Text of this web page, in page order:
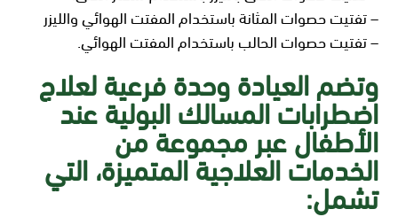
– تفتيت حصوات المثانة باستخدام المفتت الهوائي والليزر
– تفتيت حصوات الحالب باستخدام المفتت الهوائي.
وتضم العيادة وحدة فرعية لعلاج
اضطرابات المسالك البولية عند
الأطفال عبر مجموعة من
الخدمات العلاجية المتميزة، التي
تشمل: